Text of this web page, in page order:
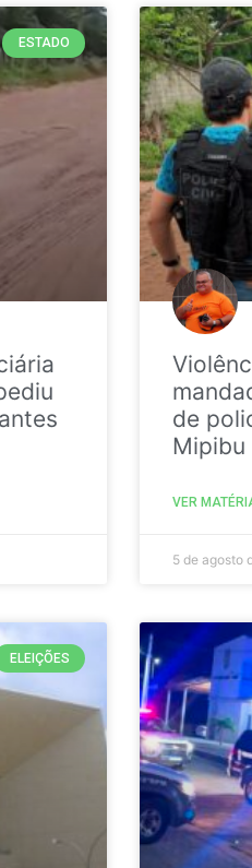
ESTADO
de
Mipibu
VER
5 de agosto
ELEIÇÕES